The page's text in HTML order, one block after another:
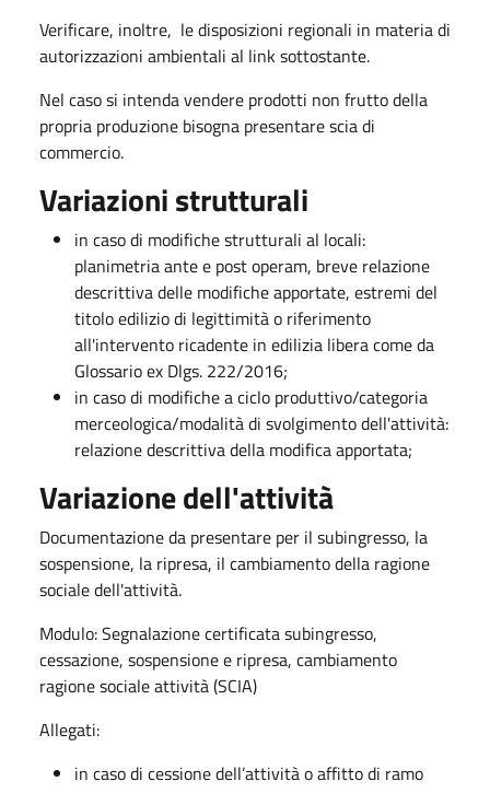
​​​Verificare, inoltre, le disposizioni regionali in materia di
autorizzazioni ambientali al​ link sottostante.
​Nel caso si intenda vendere prodotti non frutto della
propria produzione bisogna presentare scia di
commercio.
Variazioni strutturali
in caso di modifiche strutturali al locali:
planimetria ante e post operam, breve relazione
descrittiva delle modifiche apportate, estremi del
titolo edilizio di legittimità o riferimento
all'intervento ricadente in edilizia libera come da
Glossario ex Dlgs. 222/2016;
in caso di modifiche a ciclo produttivo/categoria
merceologica/modalità di svolgimento dell'attività:
relazione descrittiva della modifica apportata;
Variazione dell'attività
Documentazione da presentare per il subingresso, la
sospensione, la ripresa, il cambiamento della ragione
sociale dell'attività.
Modulo: Segnalazione certificata subingresso,
cessazione, sospensione e ripresa, cambiamento
ragione sociale attività (SCIA)
Allegati:
in caso di cessione dell’attività o affitto di ramo